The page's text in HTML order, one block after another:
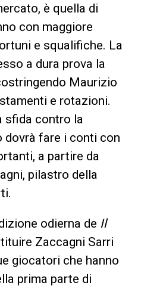
è quella di
con maggiore
e squalifiche. La
a dura prova la
Maurizio
e rotazioni.
sfida contro la
dovrà fare i conti con
a partire da
pilastro della
odierna de Il
Zaccagni Sarri
giocatori che hanno
prima parte di